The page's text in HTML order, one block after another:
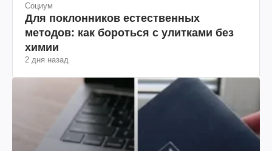
Социум
Для поклонников естественных
методов: как бороться с улитками без
химии
2 дня назад